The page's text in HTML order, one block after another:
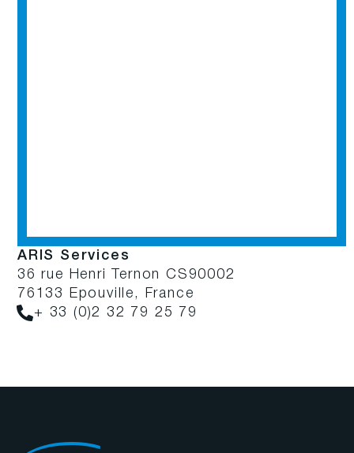
ARIS Services
36 rue Henri Ternon CS90002
76133 Epouville, France
+ 33 (0)2 32 79 25 79